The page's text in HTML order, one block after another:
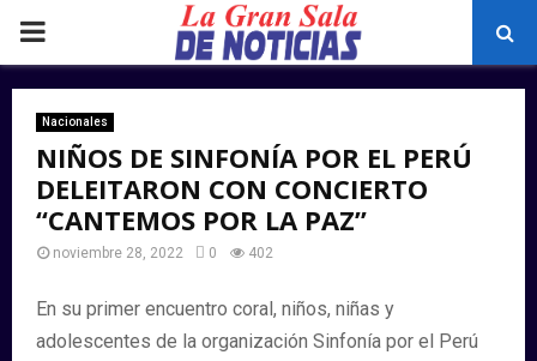
PRIMARY
MENU
Nacionales
NIÑOS DE SINFONÍA POR EL PERÚ
DELEITARON CON CONCIERTO
“CANTEMOS POR LA PAZ”
noviembre 28, 2022 0 402
En su primer encuentro coral, niños, niñas y
adolescentes de la organización Sinfonía por el Perú